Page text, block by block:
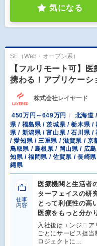
気になる
SE（Web・オープン系）
【フルリモート可】
携わる！アプリケーシ
株式会社レイヤード
450万円～649万円
北海道
県 / 福島県 / 茨城県 / 栃木県 /
県 / 新潟県 / 富山県 / 石川県 /
/ 愛知県 / 三重県 / 滋賀県 / 京
鳥取県 / 島根県 / 岡山県 / 広
知県 / 福岡県 / 佐賀県 / 長崎
縄県
仕事
内容
医療機関と生活者
ターフェイスの研
とって利便性の高
医療をもっと分か
入社後はエンジニ
ごとにサービス担
ロジェクトに…